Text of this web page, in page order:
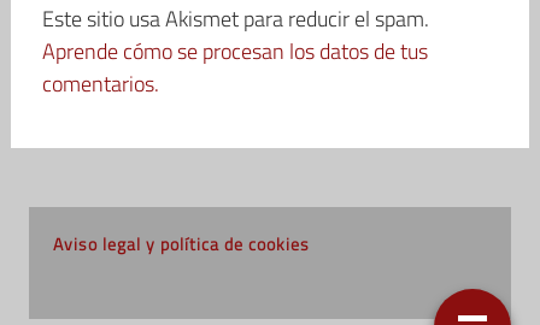
Este sitio usa Akismet para reducir el spam.
Aprende cómo se procesan los datos de tus
comentarios.
Aviso legal y política de cookies